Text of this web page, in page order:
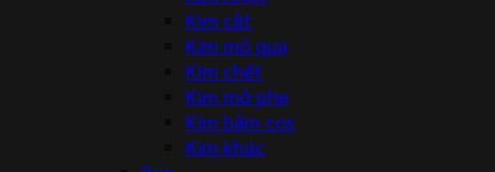
Kìm cắt
Kìm mỏ quạ
Kìm chết
Kìm mở phe
Kìm bấm cos
Kìm khác